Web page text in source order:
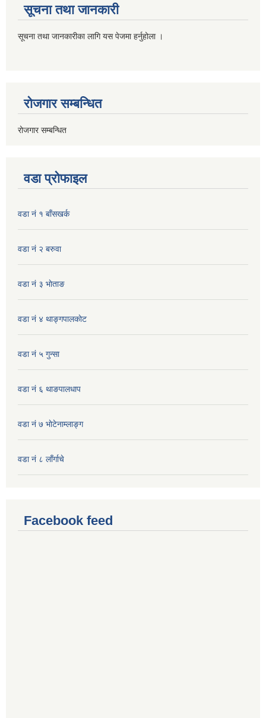
सूचना तथा जानकारी
सूचना तथा जानकारीका लागि यस पेजमा हर्नुहोला ।
रोजगार सम्बन्धित
रोजगार सम्बन्धित
वडा प्रोफाइल
वडा नं १ बाँसखर्क
वडा नं २ बरुवा
वडा नं ३ भाेताङ
वडा नं ४ थाङ्गपालकाेट
वडा नं ५ गुन्सा
वडा नं ६ थाङपालधाप
वडा नं ७ भाेटेनाम्लाङ्ग
वडा नं ८ लाँर्गाचे
Facebook feed